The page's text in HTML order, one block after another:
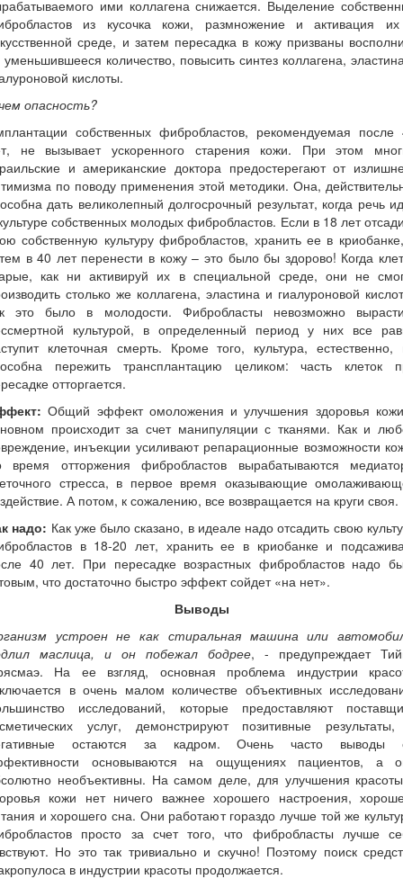
ими коллагена снижается. Выделение
из кусочка кожи, размножение и активация
среде, и затем пересадка в кожу призваны
уменьшившееся количество, повысить синтез коллагена,
кислоты.
опасность?
собственных фибробластов, рекомендуемая после
не вызывает ускоренного старения кожи. При этом
и американские доктора предостерегают от
по поводу применения этой методики. Она,
дать великолепный долгосрочный результат, когда речь
собственных молодых фибробластов. Если в 18 лет
собственную культуру фибробластов, хранить ее в
в 40 лет перенести в кожу – это было бы здорово! Когда
как ни активируй их в специальной среде, они не
столько же коллагена, эластина и гиалуроновой
это было в молодости. Фибробласты невозможно
культурой, в определенный период у них все
клеточная смерть. Кроме того, культура, естественно,
пережить трансплантацию целиком: часть клеток
отторгается.
Общий эффект омоложения и улучшения здоровья
происходит за счет манипуляции с тканями. Как и
инъекции усиливают репарационные возможности
время отторжения фибробластов вырабатываются
стресса, в первое время оказывающие
А потом, к сожалению, все возвращается на круги своя.
надо: Как уже было сказано, в идеале надо отсадить свою
в 18-20 лет, хранить ее в криобанке и
40 лет. При пересадке возрастных фибробластов надо
что достаточно быстро эффект сойдет «на нет».
Выводы
устроен не как стиральная машина или
маслица, и он побежал бодрее, - предупреждает
На ее взгляд, основная проблема индустрии
в очень малом количестве объективных
исследований, которые предоставляют
услуг, демонстрируют позитивные
остаются за кадром. Очень часто выводы
основываются на ощущениях пациентов, а
необъективны. На самом деле, для улучшения
кожи нет ничего важнее хорошего настроения,
и хорошего сна. Они работают гораздо лучше той же
просто за счет того, что фибробласты лучше
Но это так тривиально и скучно! Поэтому поиск
в индустрии красоты продолжается.